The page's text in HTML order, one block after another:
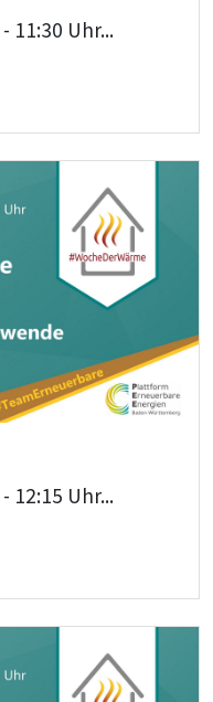
11:30 Uhr...
12:15 Uhr...